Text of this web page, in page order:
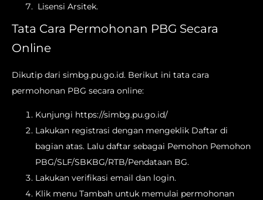
Lisensi Arsitek.
Tata Cara Permohonan PBG Secara
Online
Dikutip dari simbg.pu.go.id. Berikut ini tata cara
permohonan PBG secara online:
Kunjungi https://simbg.pu.go.id/
Lakukan registrasi dengan mengeklik Daftar di
bagian atas. Lalu daftar sebagai Pemohon Pemohon
PBG/SLF/SBKBG/RTB/Pendataan BG.
Lakukan verifikasi email dan login.
Klik menu Tambah untuk memulai permohonan